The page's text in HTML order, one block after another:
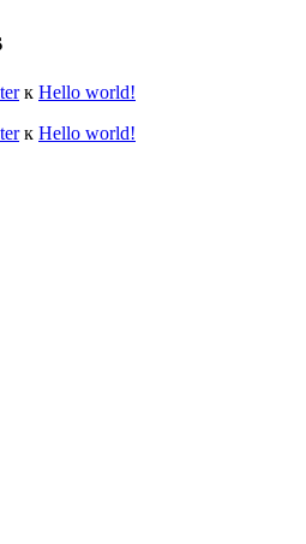
к Hello world!
к Hello world!